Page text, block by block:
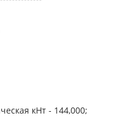
кНт - 144,000;